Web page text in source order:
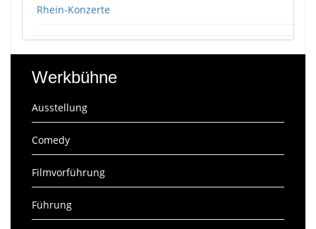
Rhein-Konzerte
Werkbühne
Ausstellung
Comedy
Filmvorführung
Führung